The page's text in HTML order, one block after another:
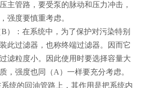
主管路，要受泵的脉动和压力冲击，
强度要慎重考虑。
）：在系统中，为了保护对污染特别
此过滤器，也称终端过滤器。因而它
滤粒度小。因此使用时要选择容量大
，强度也同（A）一样要充分考虑。
统的回油管路上，其作用是把系统内